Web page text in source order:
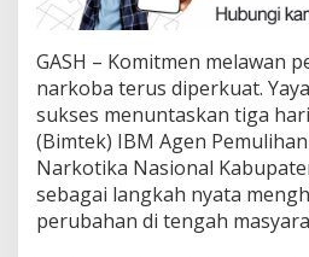
GASH – Komitmen melawan
narkoba terus diperkuat.
sukses menuntaskan tiga
(Bimtek) IBM Agen
Narkotika Nasional
sebagai langkah nyata
perubahan di tengah